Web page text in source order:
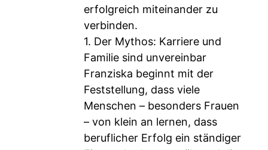
erfolgreich miteinander zu
verbinden.
1. Der Mythos: Karriere und
Familie sind unvereinbar
Franziska beginnt mit der
Feststellung, dass viele
Menschen – besonders Frauen
– von klein an lernen, dass
beruflicher Erfolg ein ständiger